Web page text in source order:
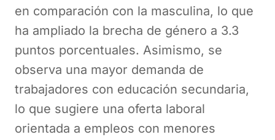
en comparación con la masculina, lo que
ha ampliado la brecha de género a 3.3
puntos porcentuales. Asimismo, se
observa una mayor demanda de
trabajadores con educación secundaria,
lo que sugiere una oferta laboral
orientada a empleos con menores